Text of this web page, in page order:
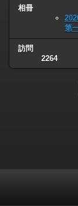
相冊
第
訪問
2264